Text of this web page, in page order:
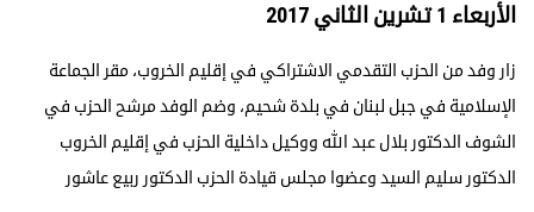
الأربعاء 1 تشرين الثاني 2017
زار وفد من الحزب التقدمي الاشتراكي في إقليم الخروب، مقر الجماعة
الإسلامية في جبل لبنان في بلدة شحيم، وضم الوفد مرشح الحزب في
الشوف الدكتور بلال عبد الله ووكيل داخلية الحزب في إقليم الخروب
الدكتور سليم السيد وعضوا مجلس قيادة الحزب الدكتور ربيع عاشور